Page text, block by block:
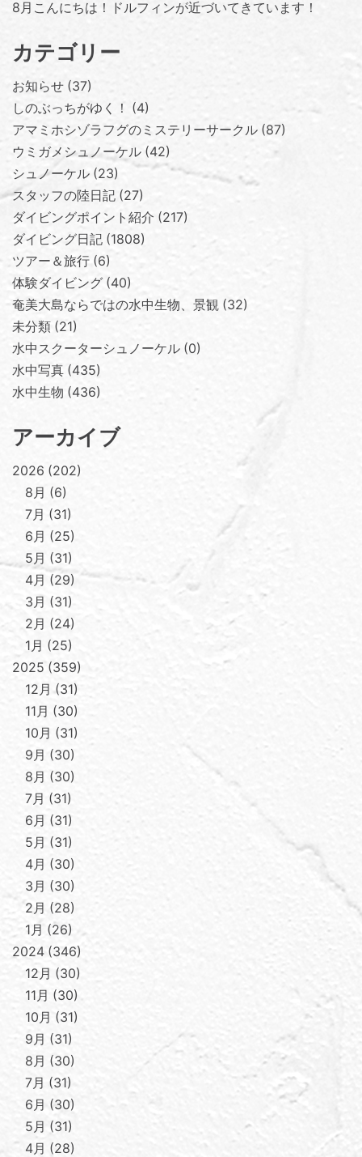
8月こんにちは！ドルフィンが近づいてきています！
カテゴリー
お知らせ 37
しのぶっちがゆく！
4
アマミホシゾラフグのミステリーサークル 87
ウミガメシュノーケル 42
シュノーケル 23
スタッフの陸日記 27
ダイビングポイント紹介 217
ダイビング日記 1808
ツアー＆旅行 6
体験ダイビング 40
奄美大島ならではの水中生物、景観 32
未分類 21
水中スクーターシュノーケル 0
水中写真 435
水中生物 436
アーカイブ
2026 202
8月
6
7月
31
6月
25
5月
31
4月
29
3月
31
2月
24
1月
25
2025 359
12月
31
11月
30
10月
31
9月
30
8月
30
7月
31
6月
31
5月
31
4月
30
3月
30
2月
28
1月
26
2024 346
12月
30
11月
30
10月
31
9月
31
8月
30
7月
31
6月
30
5月
31
4月
28